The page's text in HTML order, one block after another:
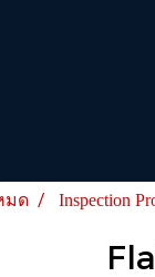
มด Inspection